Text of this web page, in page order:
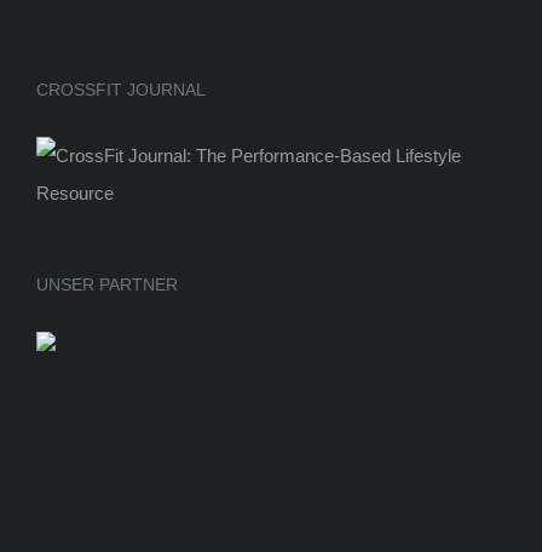
CROSSFIT JOURNAL
UNSER PARTNER